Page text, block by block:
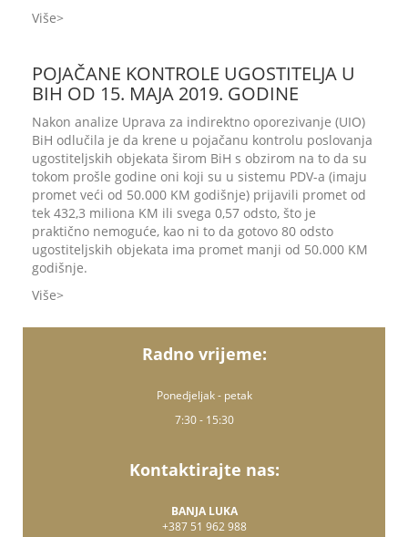
Više
POJAČANE KONTROLE UGOSTITELJA U
BIH OD 15. MAJA 2019. GODINE
Nakon analize Uprava za indirektno oporezivanje (UIO)
BiH odlučila je da krene u pojačanu kontrolu poslovanja
ugostiteljskih objekata širom BiH s obzirom na to da su
tokom prošle godine oni koji su u sistemu PDV-a (imaju
promet veći od 50.000 KM godišnje) prijavili promet od
tek 432,3 miliona KM ili svega 0,57 odsto, što je
praktično nemoguće, kao ni to da gotovo 80 odsto
ugostiteljskih objekata ima promet manji od 50.000 KM
godišnje.
Više
Radno vrijeme:
Ponedjeljak - petak
7:30 - 15:30
Kontaktirajte nas:
BANJA LUKA
+387 51 962 988